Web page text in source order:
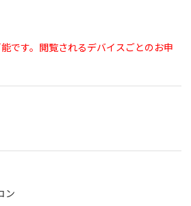
です。閲覧されるデバイスごとのお申
ン